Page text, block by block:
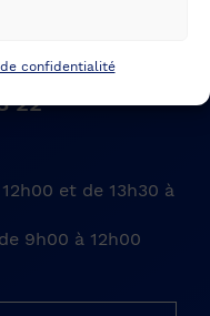
confidentialité
Sainte-Hélène
22
et de 13h30 à
9h00 à 12h00